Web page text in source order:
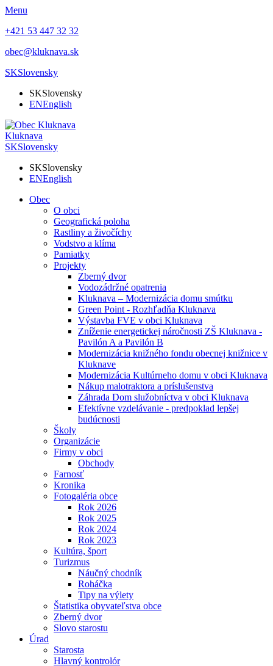
Menu
+421 53 447 32 32
obec@kluknava.sk
SKSlovensky
SKSlovensky
ENEnglish
Kluknava
SKSlovensky
SKSlovensky
ENEnglish
Obec
O obci
Geografická poloha
Rastliny a živočíchy
Vodstvo a klíma
Pamiatky
Projekty
Zberný dvor
Vodozádržné opatrenia
Kluknava – Modernizácia domu smútku
Green Point - Rozhľadňa Kluknava
Výstavba FVE v obci Kluknava
Zníženie energetickej náročnosti ZŠ Kluknava -
Pavilón A a Pavilón B
Modernizácia knižného fondu obecnej knižnice v
Kluknave
Modernizácia Kultúrneho domu v obci Kluknava
Nákup malotraktora a príslušenstva
Záhrada Dom služobníctva v obci Kluknava
Efektívne vzdelávanie - predpoklad lepšej
budúcnosti
Školy
Organizácie
Firmy v obci
Obchody
Farnosť
Kronika
Fotogaléria obce
Rok 2026
Rok 2025
Rok 2024
Rok 2023
Kultúra, šport
Turizmus
Náučný chodník
Roháčka
Tipy na výlety
Štatistika obyvateľstva obce
Zberný dvor
Slovo starostu
Úrad
Starosta
Hlavný kontrolór